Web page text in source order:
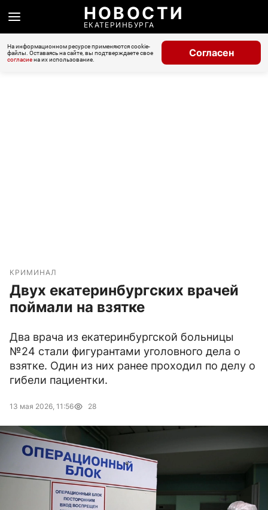
НОВОСТИ
ЕКАТЕРИНБУРГА
На информационном ресурсе применяются cookie-
файлы. Оставаясь на сайте, вы подтверждаете свое
согласиена их использование.
Согласен
КРИМИНАЛ
Двух екатеринбургских врачей
поймали на взятке
Два врача из екатеринбургской больницы
№24 стали фигурантами уголовного дела о
взятке. Один из них ранее проходил по делу о
гибели пациентки.
13 мая 2026, 11:56 28